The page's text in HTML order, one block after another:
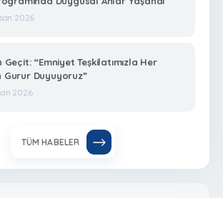
2026
Geçit: “Emniyet Teşkilatımızla Her
Gurur Duyuyoruz”
2026
TÜM HABELER